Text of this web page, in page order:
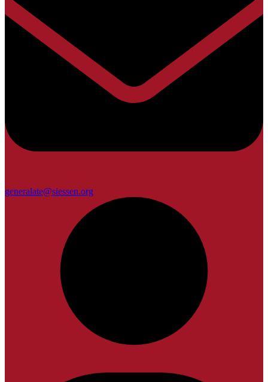
generalate@siessen.org